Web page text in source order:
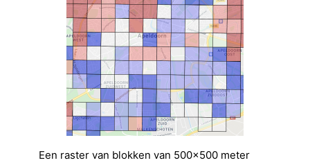
Een raster van blokken van 500×500 meter